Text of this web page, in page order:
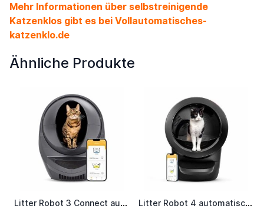
Mehr Informationen über selbstreinigende
Katzenklos gibt es bei Vollautomatisches-
katzenklo.de
Ähnliche Produkte
Litter Robot 3 Connect automatisches selbstreinigendes Katzenklo Grau Litter Robot 4 automatisches selbstreinigendes Katzenklo Schwarz